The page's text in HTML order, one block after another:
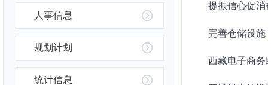
人事信息
规划计划
统计信息
提振信心促
完善仓储设
西藏电子商